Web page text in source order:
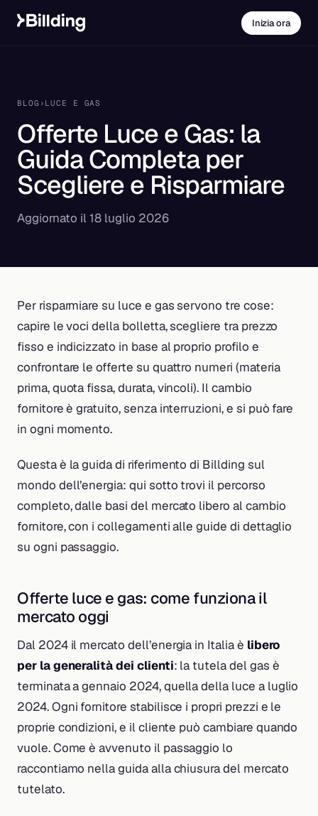
Inizia ora
BLOG › LUCE E GAS
Offerte Luce e Gas: la
Guida Completa per
Scegliere e Risparmiare
Aggiornato il 18 luglio 2026
Per risparmiare su luce e gas servono tre cose:
capire le voci della bolletta, scegliere tra prezzo
fisso e indicizzato in base al proprio profilo e
confrontare le offerte su quattro numeri (materia
prima, quota fissa, durata, vincoli). Il cambio
fornitore è gratuito, senza interruzioni, e si può fare
in ogni momento.
Questa è la guida di riferimento di Billding sul
mondo dell’energia: qui sotto trovi il percorso
completo, dalle basi del mercato libero al cambio
fornitore, con i collegamenti alle guide di dettaglio
su ogni passaggio.
Offerte luce e gas: come funziona il
mercato oggi
Dal 2024 il mercato dell’energia in Italia è libero
per la generalità dei clienti: la tutela del gas è
terminata a gennaio 2024, quella della luce a luglio
2024. Ogni fornitore stabilisce i propri prezzi e le
proprie condizioni, e il cliente può cambiare quando
vuole. Come è avvenuto il passaggio lo
raccontiamo nella guida alla chiusura del mercato
tutelato.